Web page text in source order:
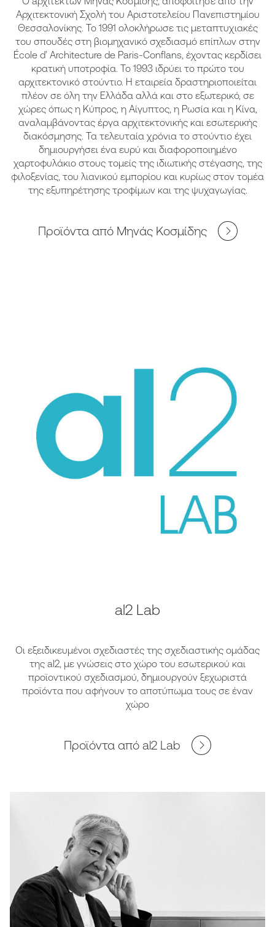
Αρχιτεκτονική Σχολή του Αριστοτελείου Πανεπιστημίου
Θεσσαλονίκης. Το 1991 ολοκλήρωσε τις μεταπτυχιακές
του σπουδές στη βιομηχανικό σχεδιασμό επίπλων στην
École d’ Architecture de Paris-Conflans, έχοντας κερδίσει
κρατική υποτροφία. Το 1993 ιδρύει το πρώτο του
αρχιτεκτονικό στούντιο. Η εταιρεία δραστηριοποιείται
πλέον σε όλη την Ελλάδα αλλά και στο εξωτερικό, σε
χώρες όπως η Κύπρος, η Αίγυπτος, η Ρωσία και η Κίνα,
αναλαμβάνοντας έργα αρχιτεκτονικής και εσωτερικής
διακόσμησης. Τα τελευταία χρόνια το στούντιο έχει
δημιουργήσει ένα ευρύ και διαφοροποιημένο
χαρτοφυλάκιο στους τομείς της ιδιωτικής στέγασης, της
φιλοξενίας, του λιανικού εμπορίου και κυρίως στον τομέα
της εξυπηρέτησης τροφίμων και της ψυχαγωγίας.
Προϊόντα από Μηνάς Κοσμίδης
al2 Lab
Οι εξειδικευμένοι σχεδιαστές της σχεδιαστικής ομάδας
της al2, με γνώσεις στο χώρο του εσωτερικού και
προϊοντικού σχεδιασμού, δημιουργούν ξεχωριστά
προϊόντα που αφήνουν το αποτύπωμα τους σε έναν
χώρο
Προϊόντα από al2 Lab